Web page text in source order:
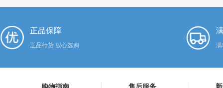
正品保障
正品行货 放心选购